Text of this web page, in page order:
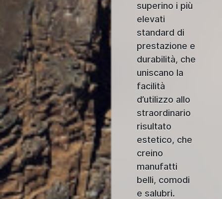
superino i più
elevati
standard di
prestazione e
durabilità, che
uniscano la
facilità
d’utilizzo allo
straordinario
risultato
estetico, che
creino
manufatti
belli, comodi
e salubri.